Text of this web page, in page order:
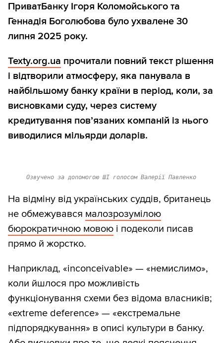
ПриватБанку Ігоря Коломойського та
Геннадія Боголюбова було ухвалене 30
липня 2025 року.
Texty.org.ua прочитали повний текст рішення
і відтворили атмосферу, яка панувала в
найбільшому банку країни в період, коли, за
висновками суду, через систему
кредитування пов’язаних компаній із нього
виводилися мільярди доларів.
Озвучено за допомогою ШІ голосом Валерії Павленко
На відміну від українських суддів, британець
не обмежувався малозрозумілою
бюрократичною мовою і подеколи писав
прямо й жорстко.
Наприклад, «inconceivable» — «немислимо»,
коли йшлося про можливість
функціонування схеми без відома власників;
«extreme deference» — «екстремальне
підпорядкування» в описі культури в банку.